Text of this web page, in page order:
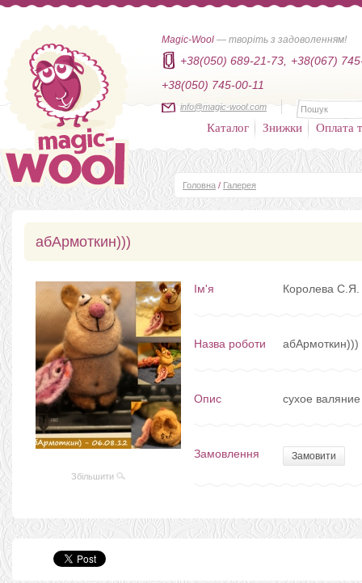
Magic-Wool — творіть з задоволенням!
+38(050) 689-21-73,
+38(067)
+38(050) 745-00-11
info@magic-wool.com
Каталог Знижки Оплата
Головна / Галерея
абАрмоткин)))
Збільшити
Ім'я Королева С.Я.
Назва роботи абАрмоткин)))
Опис сухое
Замовлення Замовити